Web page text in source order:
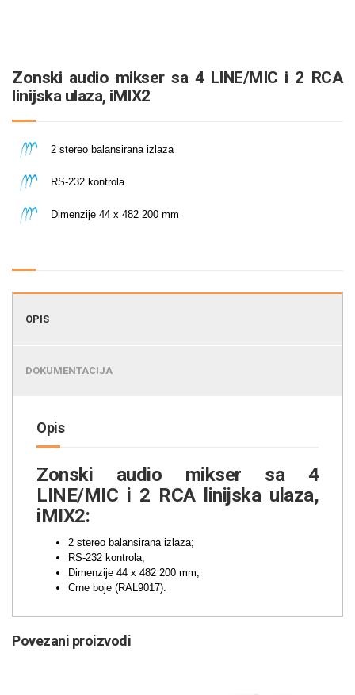
Zonski audio mikser sa 4 LINE/MIC i 2 RCA
linijska ulaza, iMIX2
2 stereo balansirana izlaza
RS-232 kontrola
Dimenzije 44 x 482 200 mm
OPIS
DOKUMENTACIJA
Opis
Zonski audio mikser sa 4
LINE/MIC i 2 RCA linijska ulaza,
iMIX2:
2 stereo balansirana izlaza;
RS-232 kontrola;
Dimenzije 44 x 482 200 mm;
Crne boje (RAL9017).
Povezani proizvodi